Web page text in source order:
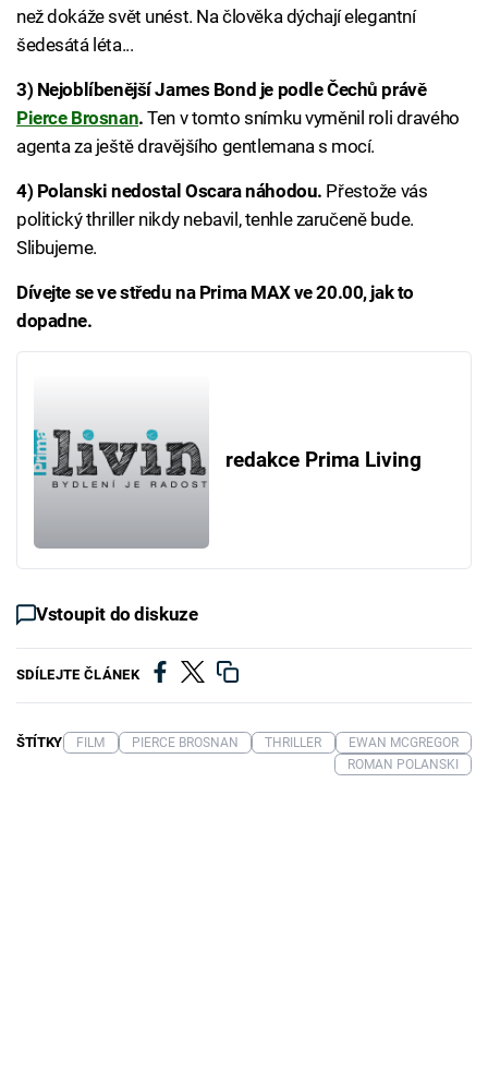
než dokáže svět unést. Na člověka dýchají elegantní
šedesátá léta...
3) Nejoblíbenější James Bond je podle Čechů právě
Pierce Brosnan. Ten v tomto snímku vyměnil roli dravého
agenta za ještě dravějšího gentlemana s mocí.
4) Polanski nedostal Oscara náhodou. Přestože vás
politický thriller nikdy nebavil, tenhle zaručeně bude.
Slibujeme.
Dívejte se ve středu na Prima MAX ve 20.00, jak to
dopadne.
redakce Prima Living
Vstoupit do diskuze
SDÍLEJTE ČLÁNEK
ŠTÍTKY FILM PIERCE BROSNAN THRILLER
EWAN MCGREGOR
ROMAN POLANSKI